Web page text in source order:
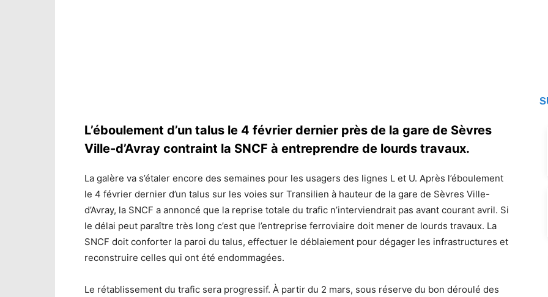
L’éboulement d’un talus le 4 février dernier près de la gare de Sèvres
Ville-d’Avray contraint la SNCF à entreprendre de lourds travaux.
La galère va s’étaler encore des semaines pour les usagers des lignes L et U. Après l’éboulement
le 4 février dernier d’un talus sur les voies sur Transilien à hauteur de la gare de Sèvres Ville-
d’Avray, la SNCF a annoncé que la reprise totale du trafic n’interviendrait pas avant courant avril. Si
le délai peut paraître très long c’est que l’entreprise ferroviaire doit mener de lourds travaux. La
SNCF doit conforter la paroi du talus, effectuer le déblaiement pour dégager les infrastructures et
reconstruire celles qui ont été endommagées.
Le rétablissement du trafic sera progressif. À partir du 2 mars, sous réserve du bon déroulé des